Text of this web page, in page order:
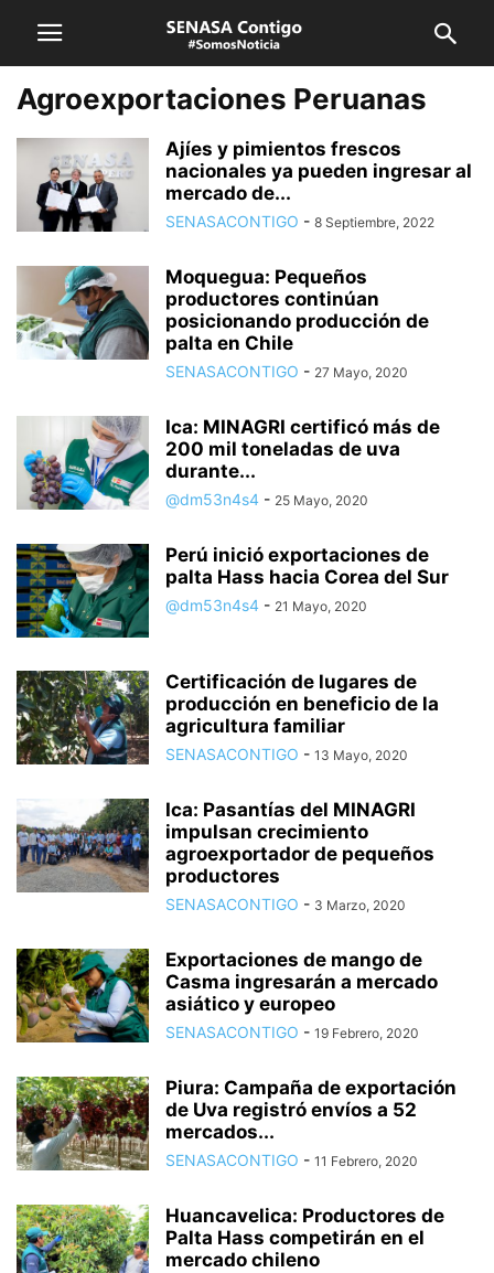
Agroexportaciones Peruanas
Ajíes y pimientos frescos
nacionales ya pueden ingresar al
mercado de...
SENASACONTIGO - 8 Septiembre, 2022
Moquegua: Pequeños
productores continúan
posicionando producción de
palta en Chile
SENASACONTIGO - 27 Mayo, 2020
Ica: MINAGRI certificó más de
200 mil toneladas de uva
durante...
@dm53n4s4 - 25 Mayo, 2020
Perú inició exportaciones de
palta Hass hacia Corea del Sur
@dm53n4s4 - 21 Mayo, 2020
Certificación de lugares de
producción en beneficio de la
agricultura familiar
SENASACONTIGO - 13 Mayo, 2020
Ica: Pasantías del MINAGRI
impulsan crecimiento
agroexportador de pequeños
productores
SENASACONTIGO - 3 Marzo, 2020
Exportaciones de mango de
Casma ingresarán a mercado
asiático y europeo
SENASACONTIGO - 19 Febrero, 2020
Piura: Campaña de exportación
de Uva registró envíos a 52
mercados...
SENASACONTIGO - 11 Febrero, 2020
Huancavelica: Productores de
Palta Hass competirán en el
mercado chileno